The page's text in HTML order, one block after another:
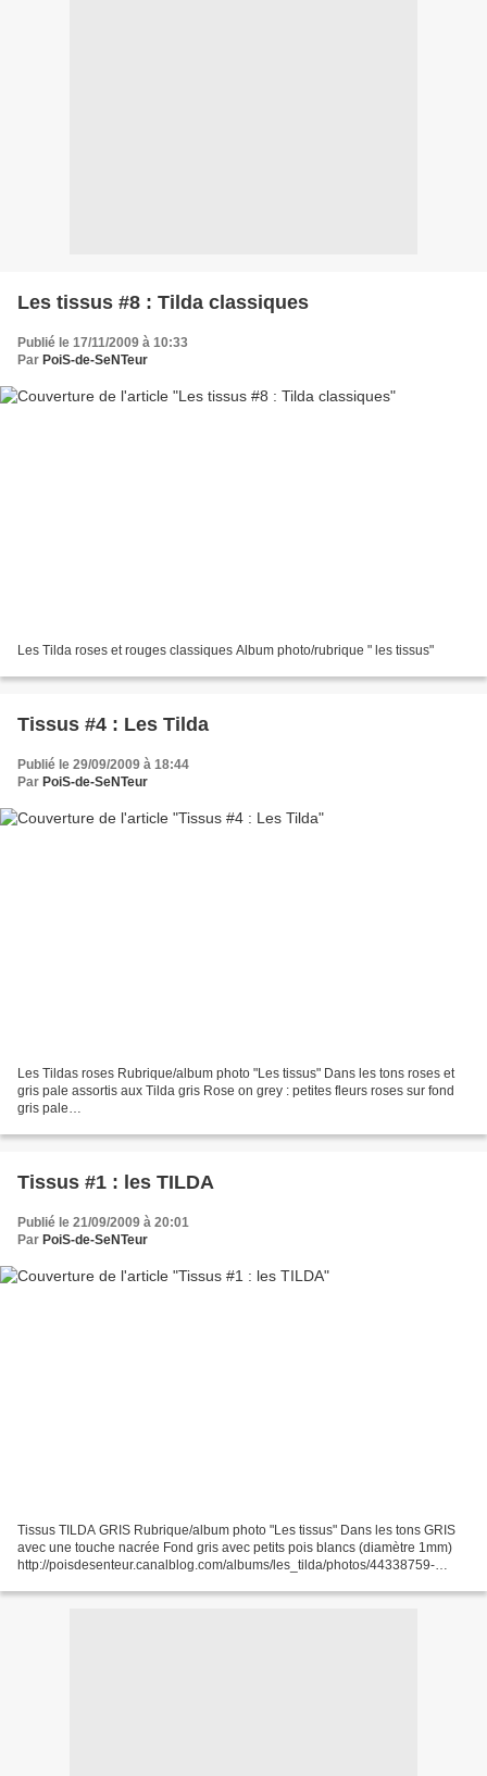
Les tissus #8 : Tilda classiques
Publié le 17/11/2009 à 10:33
Par PoiS-de-SeNTeur
Les Tilda roses et rouges classiques Album photo/rubrique " les tissus"
Tissus #4 : Les Tilda
Publié le 29/09/2009 à 18:44
Par PoiS-de-SeNTeur
Les Tildas roses Rubrique/album photo "Les tissus" Dans les tons roses et
gris pale assortis aux Tilda gris Rose on grey : petites fleurs roses sur fond
gris pale
rose_on_grey.html Rose...
Tissus #1 : les TILDA
Publié le 21/09/2009 à 20:01
Par PoiS-de-SeNTeur
Tissus TILDA GRIS Rubrique/album photo "Les tissus" Dans les tons GRIS
avec une touche nacrée Fond gris avec petits pois blancs (diamètre 1mm)
http://poisdesenteur.canalblog.com/albums/les_tilda/photos/44338759-